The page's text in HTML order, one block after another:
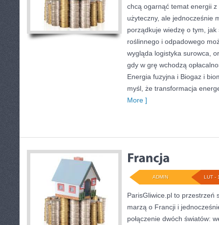
chcą ogarnąć temat energii
użyteczny, ale jednocześnie
porządkuje wiedzę o tym,
roślinnego i odpadowego
wygląda logistyka surowca,
gdy w grę wchodzą
Energia fuzyjna i Biogaz i
myśl, że transformacja
More ]
LUT -
ADMIN
ParisGliwice.pl to przestrzeń
marzą o Francji i
połączenie dwóch światów: